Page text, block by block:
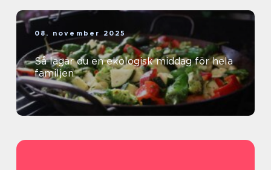
08. november 2025
Så lagar du en ekologisk middag för hela
familjen